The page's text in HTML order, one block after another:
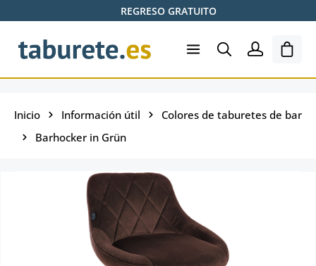
Saltar al contenido principalREGRESO GRATUITO
El
Inicio Información útil
Colores de taburetes de bar
Barhocker in Grün